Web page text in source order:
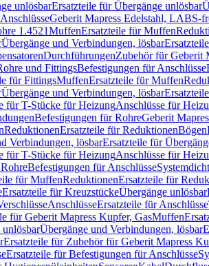
unlösbarErsatzteile für Übergänge unlösbar
Geberit Mapress Edelstahl, LABS-
1.4521MuffenErsatzteile für Muffen
Übergänge und Verbindungen, lösbar
DurchführungenZubehör für Geberit
und FittingsBefestigungen für Anschlüsse
für FittingsMuffenErsatzteile für Muffen
Übergänge und Verbindungen, lösbar
für T-Stücke für HeizungAnschlüsse für
Befestigungen für RohreGeberit
ReduktionenErsatzteile für ReduktionenBögen
Verbindungen, lösbarErsatzteile für
für T-Stücke für HeizungAnschlüsse für
Befestigungen für Anschlüsse
für MuffenReduktionenErsatzteile für
Ersatzteile für KreuzstückeÜbergänge unlösbar
AnschlüsseErsatzteile für Anschlüsse
für Geberit Mapress Kupfer, GasMuffen
Übergänge und Verbindungen, lösbar
Ersatzteile für Zubehör für Geberit Mapress
Ersatzteile für Befestigungen für Anschlüsse